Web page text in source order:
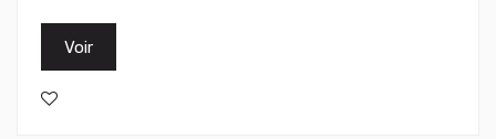
Voir